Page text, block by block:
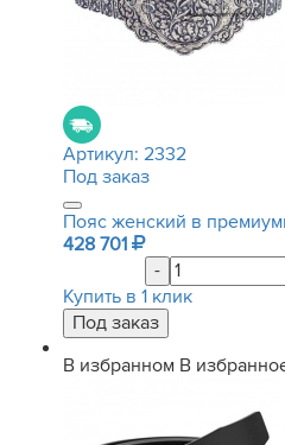
Артикул: 2332
Под заказ
Пояс женский в
428 701
-
Купить в 1 клик
В избранном В